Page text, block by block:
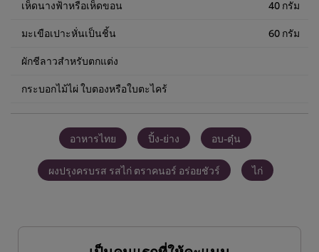
เห็ดนางฟ้าหรือเห็ดขอน 40 กรัม
มะเขือเปาะหั่นเป็นชิ้น 60 กรัม
ผักชีลาวสำหรับตกแต่ง
กระบอกไม้ไผ่ ใบตองหรือใบตะไคร้
อาหารไทย ปิ้ง-ย่าง อบ-ตุ๋น
ผงปรุงครบรส รสไก่ ตราคนอร์ อร่อยชัวร์ ไก่